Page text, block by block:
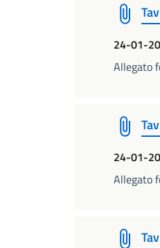
24-01-
Allegato
24-01-
Allegato